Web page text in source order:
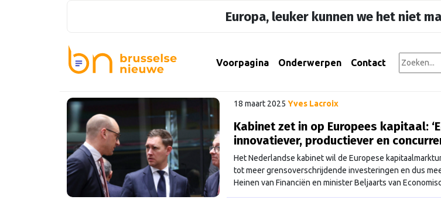
Europa, leuker kunnen we het niet
Voorpagina Onderwerpen Contact
18 maart 2025 Yves Lacroix
Kabinet zet in op Europees kapitaal:
innovatiever, productiever en
Het Nederlandse kabinet wil de Europese
tot meer grensoverschrijdende investeringen en dus
Heinen van Financiën en minister Beljaarts van